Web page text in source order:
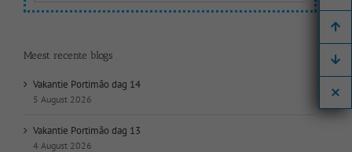
op
datum:
Meest recente blogs
Vakantie Portimão dag 14
5 August 2026
Vakantie Portimão dag 13
4 August 2026